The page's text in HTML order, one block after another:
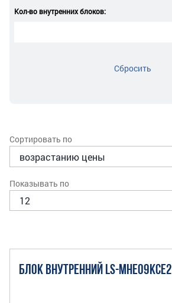
Кол-во внутренних блоков:
Сбросить
Сортировать по
Показывать по
БЛОК ВНУТРЕННИЙ LS-MHE09KCE2